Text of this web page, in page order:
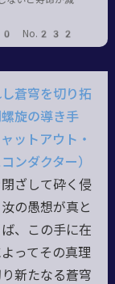
No.232
蒼穹を切り拓
旋の導き手
ャットアウト・
ンダクター）
閉ざして砕く侵
の愚想が真と
、この手に在
ってその真理
新たなる蒼穹